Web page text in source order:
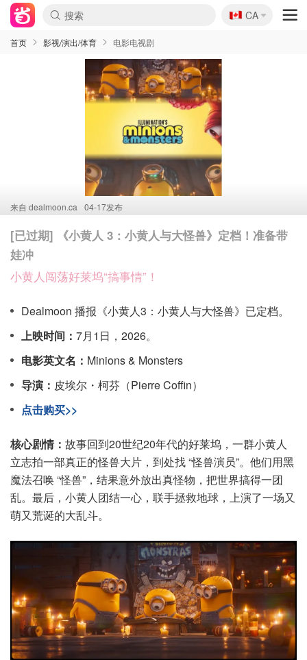
🇨🇦
CA
首页 影视/演出/体育 电影电视剧
来自 dealmoon.ca 04-17发布
[已过期] 《小黄人 3：小黄人与大怪兽》定档！准备带
娃冲
小黄人闯荡好莱坞“搞事情”！
Dealmoon 播报《小黄人3：小黄人与大怪兽》已定档。
上映时间： 7月1日，2026。
电影英文名： Minions & Monsters
导演： 皮埃尔・柯芬（Pierre Coffin）
点击购买>>
核心剧情： 故事回到20世纪20年代的好莱坞，一群小黄人
立志拍一部真正的怪兽大片，到处找 “怪兽演员”。他们用黑
魔法召唤 “怪兽”，结果意外放出真怪物，把世界搞得一团
乱。最后，小黄人团结一心，联手拯救地球，上演了一场又
萌又荒诞的大乱斗。